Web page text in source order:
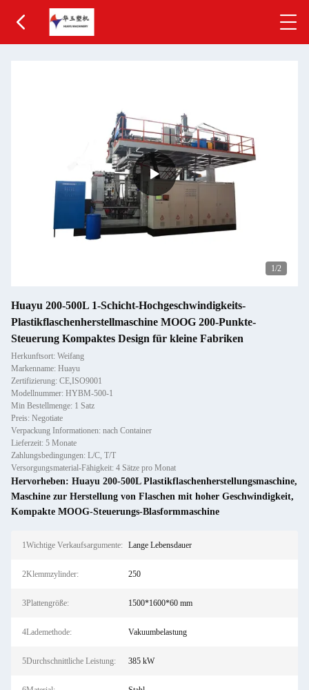
1/2
Huayu 200-500L 1-Schicht-Hochgeschwindigkeits-
Plastikflaschenherstellmaschine MOOG 200-Punkte-
Steuerung Kompaktes Design für kleine Fabriken
Herkunftsort: Weifang
Markenname: Huayu
Zertifizierung: CE,ISO9001
Modellnummer: HYBM-500-1
Min Bestellmenge: 1 Satz
Preis: Negotiate
Verpackung Informationen: nach Container
Lieferzeit: 5 Monate
Zahlungsbedingungen: L/C, T/T
Versorgungsmaterial-Fähigkeit: 4 Sätze pro Monat
Hervorheben: Huayu 200-500L Plastikflaschenherstellungsmaschine,
Maschine zur Herstellung von Flaschen mit hoher Geschwindigkeit,
Kompakte MOOG-Steuerungs-Blasformmaschine
1Wichtige Verkaufsargumente: Lange Lebensdauer
2Klemmzylinder: 250
3Plattengröße: 1500*1600*60 mm
4Lademethode: Vakuumbelastung
5Durchschnittliche Leistung: 385 kW